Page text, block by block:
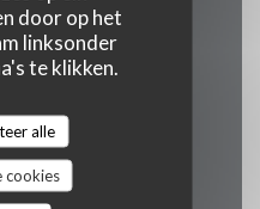
door op het
linksonder
te klikken.
alle
cookies
hoogte
om gepersonaliseerde
per e-mail van ons te